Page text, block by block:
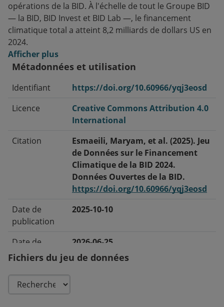
opérations de la BID. À l'échelle de tout le Groupe BID
— la BID, BID Invest et BID Lab —, le financement
climatique total a atteint 8,2 milliards de dollars US en
2024.
Afficher plus
Métadonnées et utilisation
Identifiant
https://doi.org/10.60966/yqj3eosd
Licence
Creative Commons Attribution 4.0
International
Citation
Esmaeili, Maryam, et al. (2025). Jeu
de Données sur le Financement
Climatique de la BID 2024.
Données Ouvertes de la BID.
https://doi.org/10.60966/yqj3eosd
Date de
publication
2025-10-10
Date de
modification
2026-06-25
Balises/Mots-
Clés
Fichiers du jeu de données